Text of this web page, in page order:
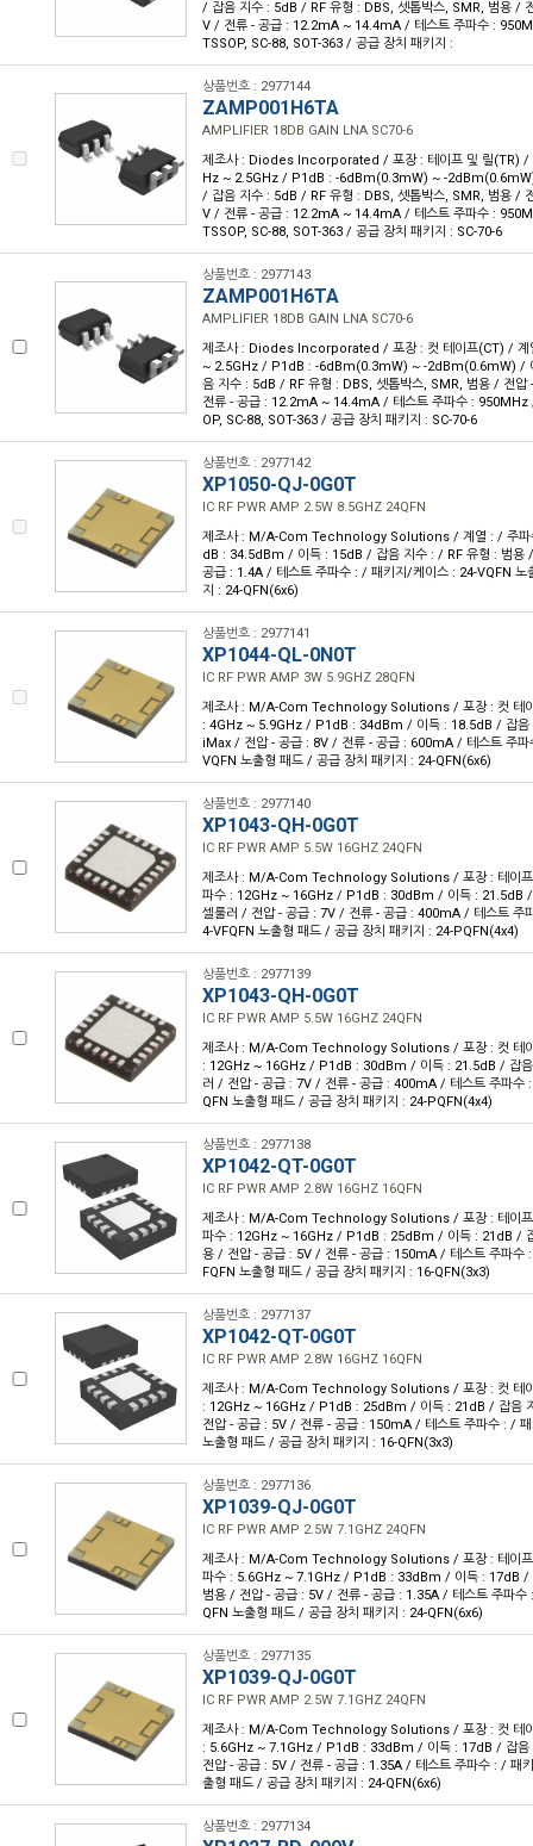
/ 잡음 지수 : 5dB / RF 유형 : DBS, 셋톱박스, SMR, 범용 /
V / 전류 - 공급 : 12.2mA ~ 14.4mA / 테스트 주파수 :
TSSOP, SC-88, SOT-363 / 공급 장치 패키지 :
상품번호 : 2977144
ZAMP001H6TA
AMPLIFIER 18DB GAIN LNA SC70-6
제조사 : Diodes Incorporated / 포장 : 테이프 및 릴(TR) /
Hz ~ 2.5GHz / P1dB : -6dBm(0.3mW) ~ -
/ 잡음 지수 : 5dB / RF 유형 : DBS, 셋톱박스, SMR, 범용 /
V / 전류 - 공급 : 12.2mA ~ 14.4mA / 테스트 주파수 :
TSSOP, SC-88, SOT-363 / 공급 장치 패키지 : SC-70-6
상품번호 : 2977143
ZAMP001H6TA
AMPLIFIER 18DB GAIN LNA SC70-6
제조사 : Diodes Incorporated / 포장 : 컷 테이프(CT) / 계
~ 2.5GHz / P1dB : -6dBm(0.3mW) ~ -2dBm(0.6mW) /
음 지수 : 5dB / RF 유형 : DBS, 셋톱박스, SMR, 범용 / 전
전류 - 공급 : 12.2mA ~ 14.4mA / 테스트 주파수 : 950MHz
OP, SC-88, SOT-363 / 공급 장치 패키지 : SC-70-6
상품번호 : 2977142
XP1050-QJ-0G0T
IC RF PWR AMP 2.5W 8.5GHZ 24QFN
제조사 : M/A-Com Technology Solutions / 계열 : / 주
dB : 34.5dBm / 이득 : 15dB / 잡음 지수 : / RF 유형 : 범용
공급 : 1.4A / 테스트 주파수 : / 패키지/케이스 : 24-VQFN 노
지 : 24-QFN(6x6)
상품번호 : 2977141
XP1044-QL-0N0T
IC RF PWR AMP 3W 5.9GHZ 28QFN
제조사 : M/A-Com Technology Solutions / 포장 : 컷 테
: 4GHz ~ 5.9GHz / P1dB : 34dBm / 이득 : 18.5dB / 잡음
iMax / 전압 - 공급 : 8V / 전류 - 공급 : 600mA / 테스트 주
VQFN 노출형 패드 / 공급 장치 패키지 : 24-QFN(6x6)
상품번호 : 2977140
XP1043-QH-0G0T
IC RF PWR AMP 5.5W 16GHZ 24QFN
제조사 : M/A-Com Technology Solutions / 포장 : 테이
파수 : 12GHz ~ 16GHz / P1dB : 30dBm / 이득 : 21.5dB /
셀룰러 / 전압 - 공급 : 7V / 전류 - 공급 : 400mA / 테스트 주
4-VFQFN 노출형 패드 / 공급 장치 패키지 : 24-PQFN(4x4)
상품번호 : 2977139
XP1043-QH-0G0T
IC RF PWR AMP 5.5W 16GHZ 24QFN
제조사 : M/A-Com Technology Solutions / 포장 : 컷 테
: 12GHz ~ 16GHz / P1dB : 30dBm / 이득 : 21.5dB / 잡음
러 / 전압 - 공급 : 7V / 전류 - 공급 : 400mA / 테스트 주파수
QFN 노출형 패드 / 공급 장치 패키지 : 24-PQFN(4x4)
상품번호 : 2977138
XP1042-QT-0G0T
IC RF PWR AMP 2.8W 16GHZ 16QFN
제조사 : M/A-Com Technology Solutions / 포장 : 테이
파수 : 12GHz ~ 16GHz / P1dB : 25dBm / 이득 : 21dB /
용 / 전압 - 공급 : 5V / 전류 - 공급 : 150mA / 테스트 주파수
FQFN 노출형 패드 / 공급 장치 패키지 : 16-QFN(3x3)
상품번호 : 2977137
XP1042-QT-0G0T
IC RF PWR AMP 2.8W 16GHZ 16QFN
제조사 : M/A-Com Technology Solutions / 포장 : 컷 테
: 12GHz ~ 16GHz / P1dB : 25dBm / 이득 : 21dB / 잡음
전압 - 공급 : 5V / 전류 - 공급 : 150mA / 테스트 주파수 : /
노출형 패드 / 공급 장치 패키지 : 16-QFN(3x3)
상품번호 : 2977136
XP1039-QJ-0G0T
IC RF PWR AMP 2.5W 7.1GHZ 24QFN
제조사 : M/A-Com Technology Solutions / 포장 : 테이
파수 : 5.6GHz ~ 7.1GHz / P1dB : 33dBm / 이득 : 17dB /
범용 / 전압 - 공급 : 5V / 전류 - 공급 : 1.35A / 테스트 주파
QFN 노출형 패드 / 공급 장치 패키지 : 24-QFN(6x6)
상품번호 : 2977135
XP1039-QJ-0G0T
IC RF PWR AMP 2.5W 7.1GHZ 24QFN
제조사 : M/A-Com Technology Solutions / 포장 : 컷 테
: 5.6GHz ~ 7.1GHz / P1dB : 33dBm / 이득 : 17dB / 잡음
전압 - 공급 : 5V / 전류 - 공급 : 1.35A / 테스트 주파수 : / 패
출형 패드 / 공급 장치 패키지 : 24-QFN(6x6)
상품번호 : 2977134